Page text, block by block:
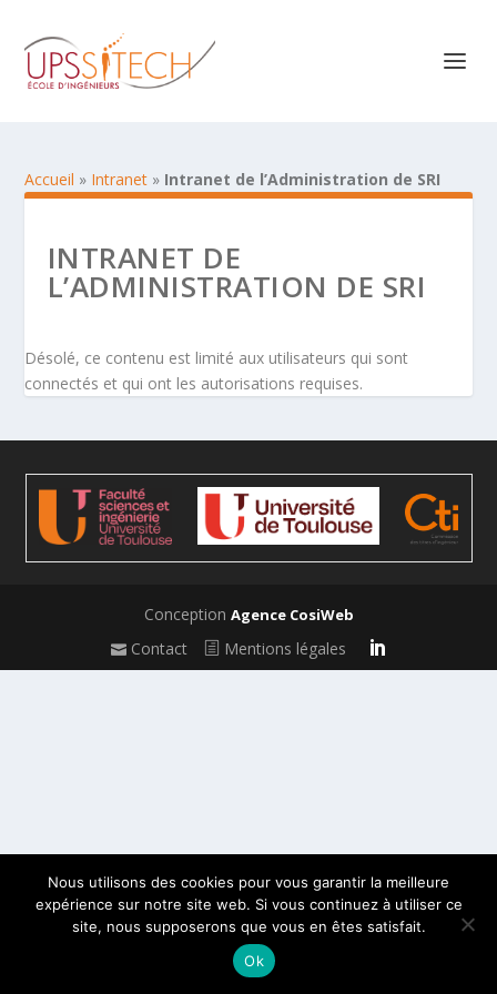
Accueil » Intranet » Intranet de l’Administration de SRI
INTRANET DE
L’ADMINISTRATION DE SRI
Désolé, ce contenu est limité aux utilisateurs qui sont
connectés et qui ont les autorisations requises.
Conception Agence CosiWeb
Contact Mentions légales
Nous utilisons des cookies pour vous garantir la meilleure
expérience sur notre site web. Si vous continuez à utiliser ce
site, nous supposerons que vous en êtes satisfait.
Ok